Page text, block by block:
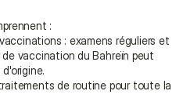
:
: examens réguliers et
vaccination du Bahreïn peut
de routine pour toute la